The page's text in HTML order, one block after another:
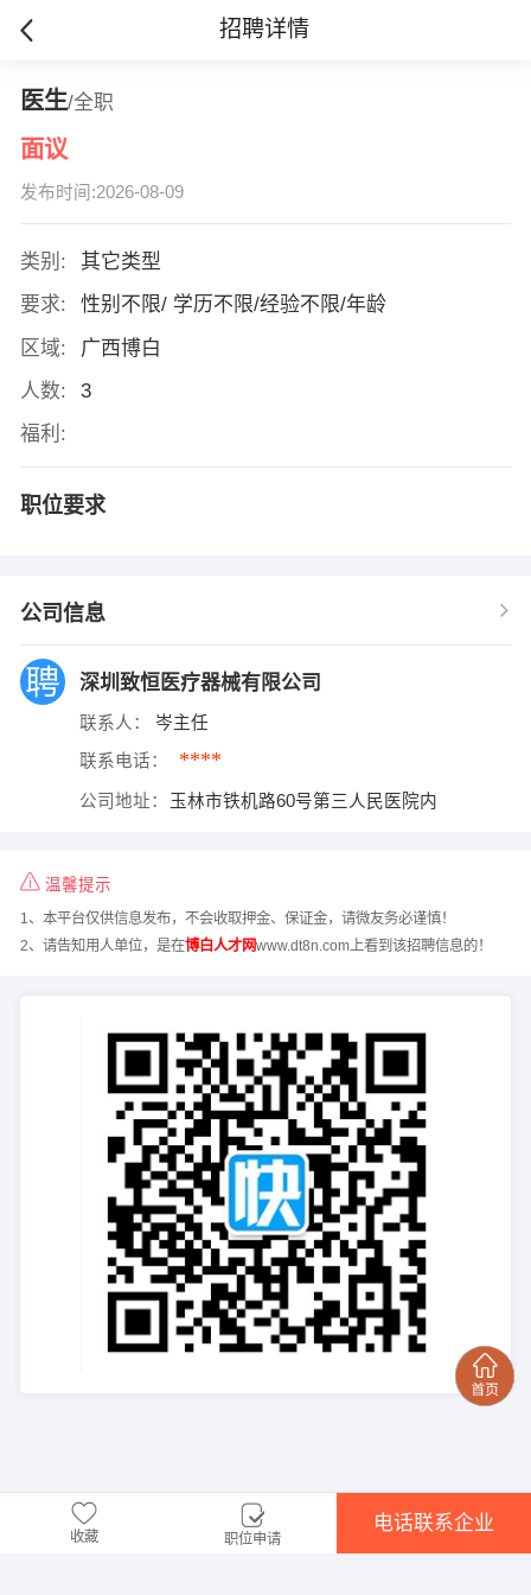
招聘详情
医生/全职
面议
发布时间:2026-08-09
类别:
其它类型
要求:
性别不限/ 学历不限/经验不限/年龄
区域:
广西博白
人数:
3
福利:
职位要求
公司信息
深圳致恒医疗器械有限公司
联系人： 岑主任
联系电话： ****
公司地址： 玉林市铁机路60号第三人民医院内
温馨提示
1、本平台仅供信息发布，不会收取押金、保证金，请微友务必谨慎！
2、请告知用人单位，是在博白人才网www.dt8n.com上看到该招聘信息的！
收藏 职位申请
电话联系企业